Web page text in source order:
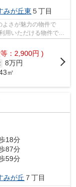
みが丘東 ５丁目
よさが魅力の物件で
用いただける物件で
：2,900円 )
8万円
㎡
18分
87分
59分
みが丘 ７丁目